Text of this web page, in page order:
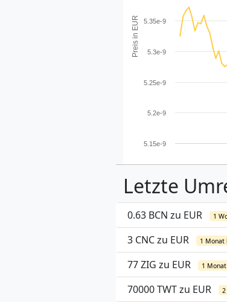
Preis in EUR
5.15e-9
5.2e-9
5.25e-9
5.3e-9
5.35e-9
Letzte
0.63 BCN zu EUR 1
3 CNC zu EUR 1 Monat
77 ZIG zu EUR 1
70000 TWT zu EUR